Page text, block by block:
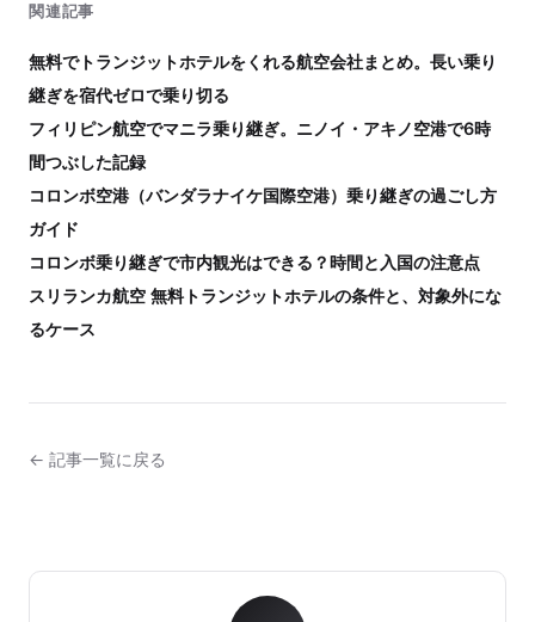
関連記事
無料でトランジットホテルをくれる航空会社まとめ。長い乗り
継ぎを宿代ゼロで乗り切る
フィリピン航空でマニラ乗り継ぎ。ニノイ・アキノ空港で6時
間つぶした記録
コロンボ空港（バンダラナイケ国際空港）乗り継ぎの過ごし方
ガイド
コロンボ乗り継ぎで市内観光はできる？時間と入国の注意点
スリランカ航空 無料トランジットホテルの条件と、対象外にな
るケース
← 記事一覧に戻る